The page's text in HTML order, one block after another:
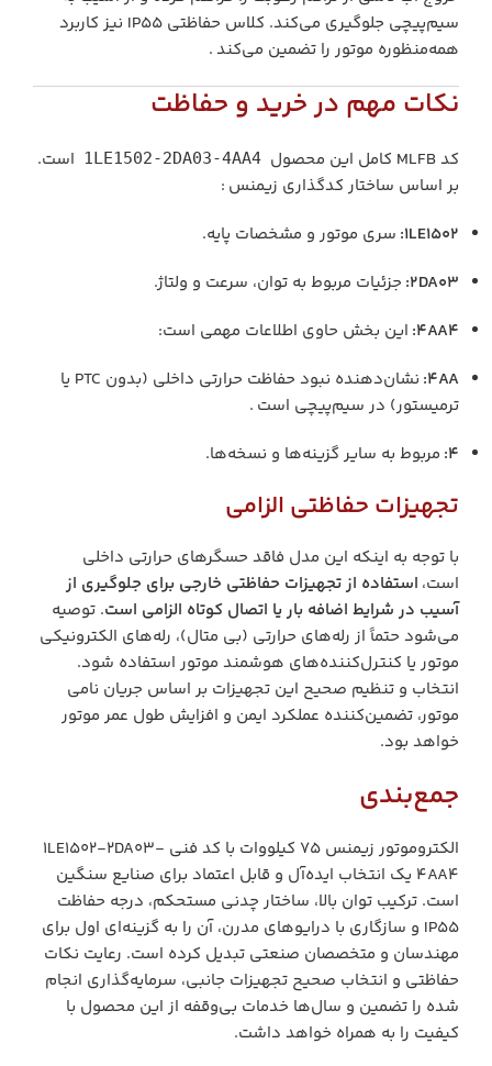
سیم‌پیچی جلوگیری می‌کند. کلاس حفاظتی IP55 نیز کاربرد
همه‌منظوره موتور را تضمین می‌کند .
نکات مهم در خرید و حفاظت
کد MLFB کامل این محصول 1LE1502-2DA03-4AA4 است.
بر اساس ساختار کدگذاری زیمنس :
1LE1502: سری موتور و مشخصات پایه.
2DA03: جزئیات مربوط به توان، سرعت و ولتاژ.
4AA4: این بخش حاوی اطلاعات مهمی است:
4AA:
نشان‌دهنده نبود حفاظت حرارتی داخلی (بدون PTC یا
ترمیستور) در سیم‌پیچی است .
4: مربوط به سایر گزینه‌ها و نسخه‌ها.
تجهیزات حفاظتی الزامی
با توجه به اینکه این مدل فاقد حسگرهای حرارتی داخلی
است، استفاده از تجهیزات حفاظتی خارجی برای جلوگیری از
آسیب در شرایط اضافه بار یا اتصال کوتاه الزامی است. توصیه
می‌شود حتماً از رله‌های حرارتی (بی متال)، رله‌های الکترونیکی
موتور یا کنترل‌کننده‌های هوشمند موتور استفاده شود.
انتخاب و تنظیم صحیح این تجهیزات بر اساس جریان نامی
موتور، تضمین‌کننده عملکرد ایمن و افزایش طول عمر موتور
خواهد بود.
جمع‌بندی
الکتروموتور زیمنس ۷۵ کیلووات با کد فنی 1LE1502-2DA03-
4AA4 یک انتخاب ایده‌آل و قابل اعتماد برای صنایع سنگین
است. ترکیب توان بالا، ساختار چدنی مستحکم، درجه حفاظت
IP55 و سازگاری با درایوهای مدرن، آن را به گزینه‌ای اول برای
مهندسان و متخصصان صنعتی تبدیل کرده است. رعایت نکات
حفاظتی و انتخاب صحیح تجهیزات جانبی، سرمایه‌گذاری انجام
شده را تضمین و سال‌ها خدمات بی‌وقفه از این محصول با
کیفیت را به همراه خواهد داشت.